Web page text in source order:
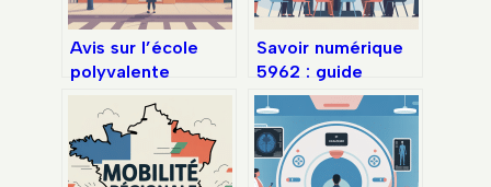
Avis sur l’école
polyvalente
voisin à paris : ce
qu’il faut vraiment
savoir
Savoir numérique
5962 : guide
complet pour
réussir votre
inscription et votre
formation